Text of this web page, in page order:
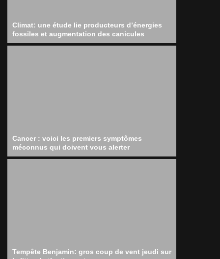
Climat: une étude lie producteurs d’énergies
fossiles et augmentation des canicules
Cancer : voici les premiers symptômes
méconnus qui doivent vous alerter
Tempête Benjamin: gros coup de vent jeudi sur